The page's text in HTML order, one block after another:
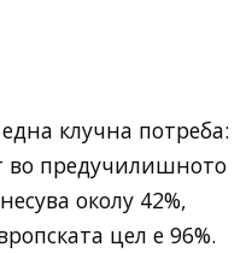
клучна потреба:
предучилишното
околу 42%,
цел е 96%.